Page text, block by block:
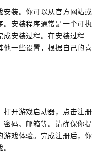
安装。你可以从官方网站或
安装程序通常是一个可执
成安装过程。在安装过程
他一些设置，根据自己的喜
打开游戏启动器，点击注册
密码、邮箱等。请确保你提
游戏体验。完成注册后，你